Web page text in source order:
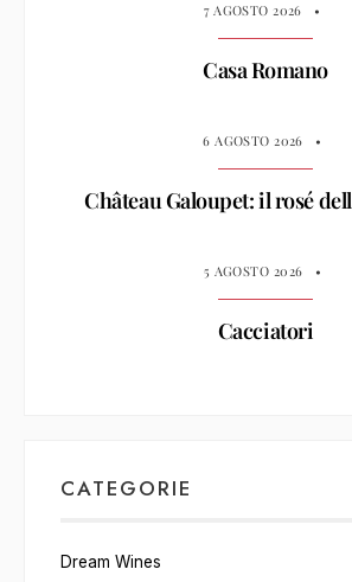
7 AGOSTO 2026 •
Casa Romano
6 AGOSTO 2026 •
Château Galoupet: il rosé
5 AGOSTO 2026 •
Cacciatori
CATEGORIE
Dream Wines